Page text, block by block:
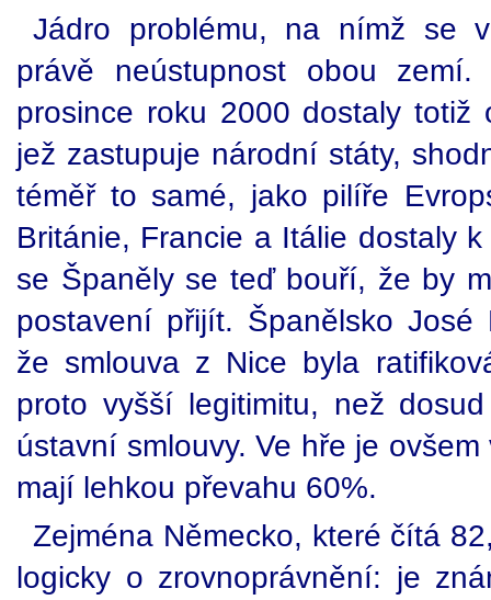
Jádro problému, na nímž se
právě neústupnost obou
prosince roku 2000 dostaly totiž
jež zastupuje národní státy,
téměř to samé, jako pilíře
Británie, Francie a Itálie dostaly
se Španěly se teď bouří, že by
postavení přijít. Španělsko José
že smlouva z Nice byla
proto vyšší legitimitu, než
ústavní smlouvy. Ve hře je
mají lehkou převahu 60%.
Zejména Německo, které čítá
logicky o zrovnoprávnění: je